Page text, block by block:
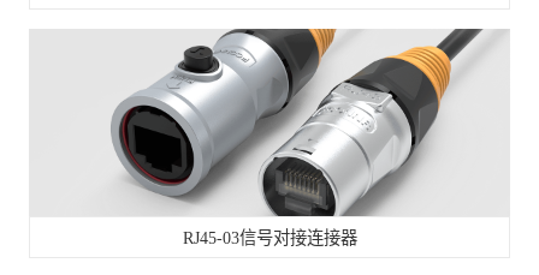
RJ45-03信号对接连接器